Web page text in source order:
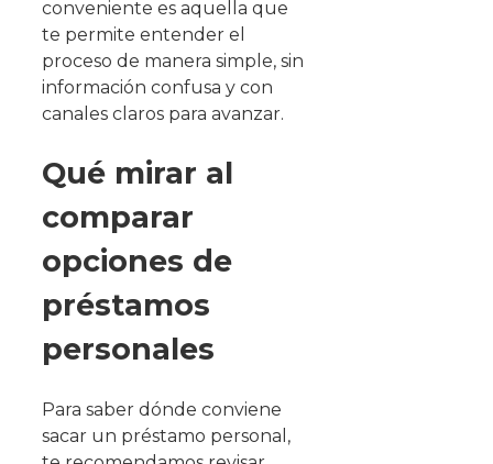
conveniente es aquella que
te permite entender el
proceso de manera simple, sin
información confusa y con
canales claros para avanzar.
Qué mirar al
comparar
opciones de
préstamos
personales
Para saber dónde conviene
sacar un préstamo personal,